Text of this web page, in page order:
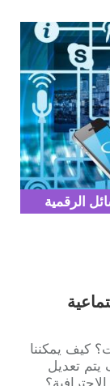
الرقمية
كيف يمكننا
تعديل